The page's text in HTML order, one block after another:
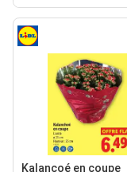
Kalancoé en coupe